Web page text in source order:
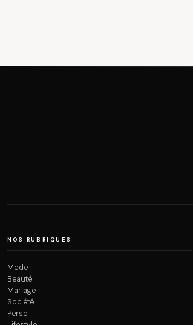
NOS RUBRIQUES
Mode
Beauté
Mariage
Société
Perso